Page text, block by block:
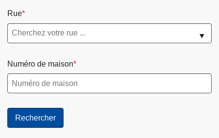
Rue
▼
Numéro de maison